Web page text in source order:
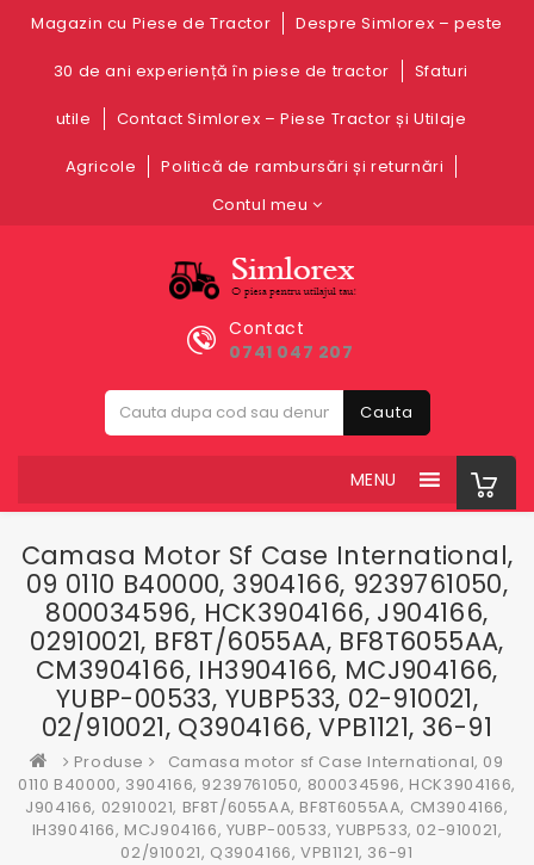
Magazin cu Piese de Tractor Despre Simlorex – peste
30 de ani experiență în piese de tractor Sfaturi
utile Contact Simlorex – Piese Tractor și Utilaje
Agricole
Politică de rambursări și returnări
Contul meu
Contact
0741 047 207
Cauta
MENU
Camasa Motor Sf Case International,
09 0110 B40000, 3904166, 9239761050,
800034596, HCK3904166, J904166,
02910021, BF8T/6055AA, BF8T6055AA,
CM3904166, IH3904166, MCJ904166,
YUBP-00533, YUBP533, 02-910021,
02/910021, Q3904166, VPB1121, 36-91
Produse
Camasa motor sf Case International, 09
0110 B40000, 3904166, 9239761050, 800034596, HCK3904166,
J904166, 02910021, BF8T/6055AA, BF8T6055AA, CM3904166,
IH3904166, MCJ904166, YUBP-00533, YUBP533, 02-910021,
02/910021, Q3904166, VPB1121, 36-91